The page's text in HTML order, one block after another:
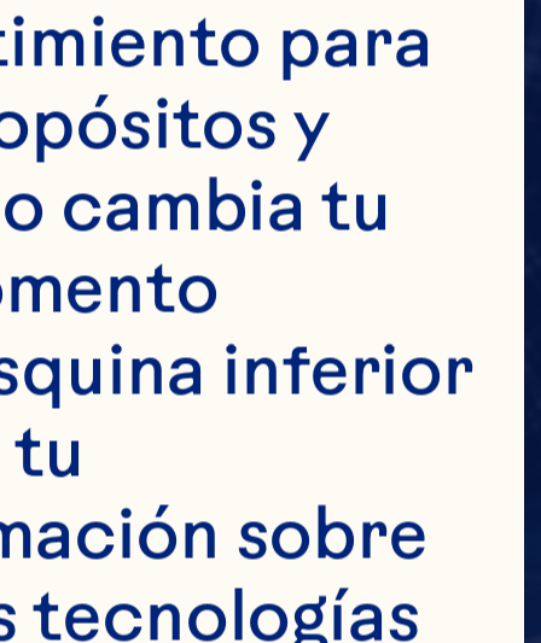
para
y
cambia tu
inferior
tu
sobre
tecnologías